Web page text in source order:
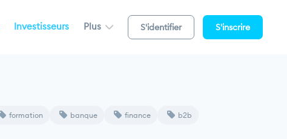
Investisseurs Plus S'identifier S'inscrire
formation banque finance b2b